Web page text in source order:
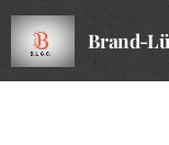
Brand-